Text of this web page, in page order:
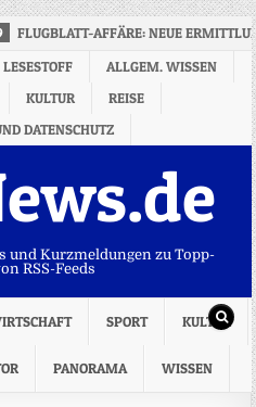
FLUGBLATT-AFFÄRE: NEUE
LESESTOFF
ALLGEM. WISSEN
KULTUR
REISE
DATENSCHUTZ
und Kurzmeldungen zu Topp-
RSS-Feeds
SPORT KULTUR
PANORAMA WISSEN